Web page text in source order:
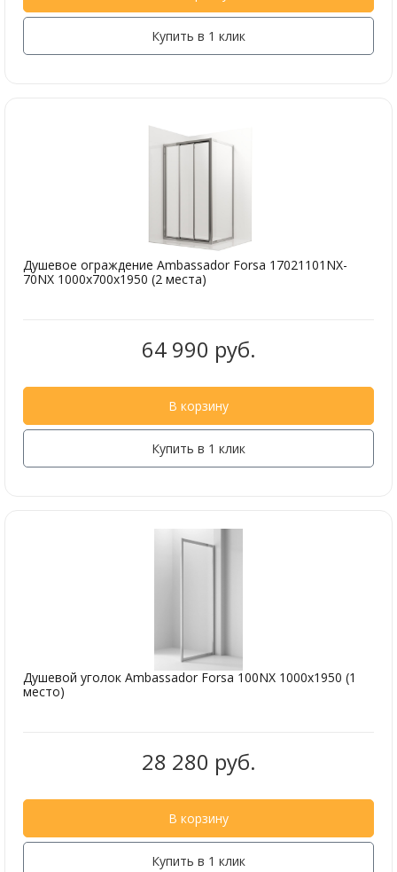
Купить в 1 клик
Душевое ограждение Ambassador Forsa 17021101NX-
70NX 1000x700x1950 (2 места)
64 990 руб.
В корзину
Купить в 1 клик
Душевой уголок Ambassador Forsa 100NX 1000x1950 (1
место)
28 280 руб.
В корзину
Купить в 1 клик